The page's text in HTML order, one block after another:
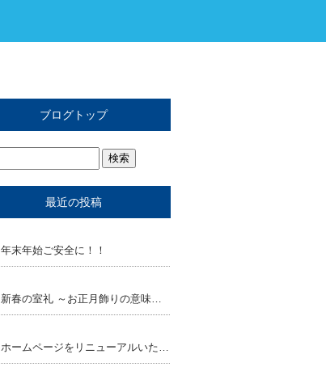
ブログトップ
最近の投稿
年末年始ご安全に！！
新春の室礼 ～お正月飾りの意味と活かし方～
ホームページをリニューアルいたしました。